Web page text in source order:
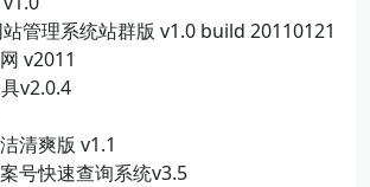
站管理系统站群版 v1.0 build 20110121
v2011
v2.0.4
清爽版 v1.1
号快速查询系统v3.5